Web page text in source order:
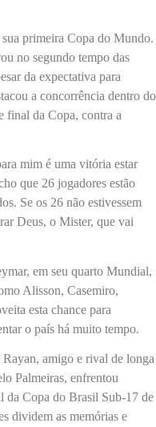
primeira Copa do Mundo.
no segundo tempo das
da expectativa para
a concorrência dentro do
final da Copa, contra a
mim é uma vitória estar
que 26 jogadores estão
Se os 26 não estivessem
Deus, o Mister, que vai
em seu quarto Mundial,
Alisson, Casemiro,
esta chance para
o país há muito tempo.
amigo e rival de longa
Palmeiras, enfrentou
da Copa do Brasil Sub-17 de
dividem as memórias e